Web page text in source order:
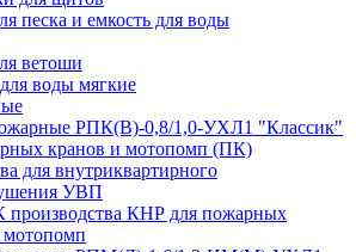
песка и емкость для воды
ветоши
воды мягкие
РПК(В)-0,8/1,0-УХЛ1 "Классик"
кранов и мотопомп (ПК)
для внутриквартирного
УВП
производства КНР для пожарных
мотопомп